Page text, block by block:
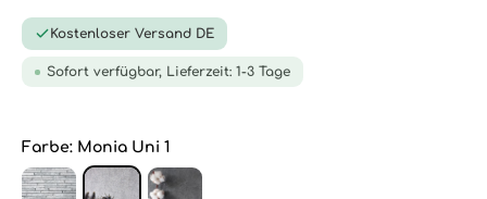
Kostenloser Versand DE
Sofort verfügbar, Lieferzeit: 1-3 Tage
Farbe: Monia Uni 1